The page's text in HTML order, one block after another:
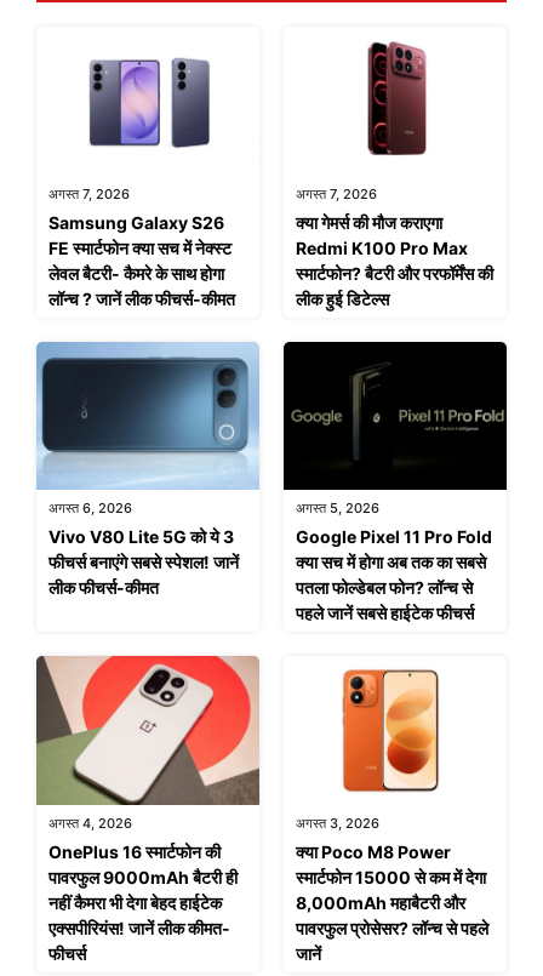
अगस्त 7, 2026
Samsung Galaxy S26
FE स्मार्टफोन क्या सच में नेक्स्ट
लेवल बैटरी- कैमरे के साथ होगा
लॉन्च ? जानें लीक फीचर्स-कीमत
अगस्त 7, 2026
क्या गेमर्स की मौज कराएगा
Redmi K100 Pro Max
स्मार्टफोन? बैटरी और परफॉर्मेंस की
लीक हुई डिटेल्स
अगस्त 6, 2026
Vivo V80 Lite 5G को ये 3
फीचर्स बनाएंगे सबसे स्पेशल! जानें
लीक फीचर्स-कीमत
अगस्त 5, 2026
Google Pixel 11 Pro Fold
क्या सच में होगा अब तक का सबसे
पतला फोल्डेबल फोन? लॉन्च से
पहले जानें सबसे हाईटेक फीचर्स
अगस्त 4, 2026
OnePlus 16 स्मार्टफोन की
पावरफुल 9000mAh बैटरी ही
नहीं कैमरा भी देगा बेहद हाईटेक
एक्सपीरियंस! जानें लीक कीमत-
फीचर्स
अगस्त 3, 2026
क्या Poco M8 Power
स्मार्टफोन 15000 से कम में देगा
8,000mAh महाबैटरी और
पावरफुल प्रोसेसर? लॉन्च से पहले
जानें